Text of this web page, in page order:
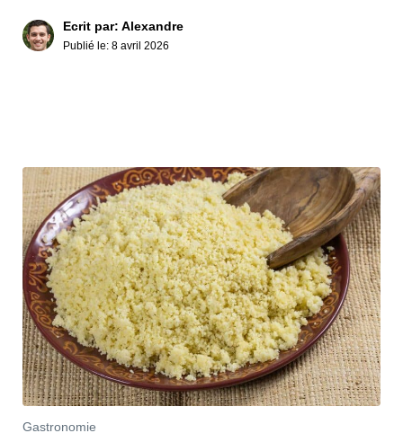
Ecrit par: Alexandre
Publié le: 8 avril 2026
Gastronomie